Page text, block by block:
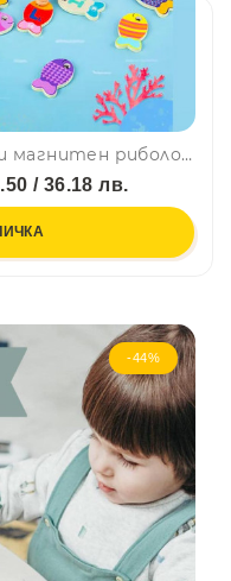
Дървен двустранен детски магнитен риболов РИБКИ С БУКВИ И ЦИФРИ с въдичка, щипка и кукичка🐠🐟 WD32
/ 36.18 лв.
-44%